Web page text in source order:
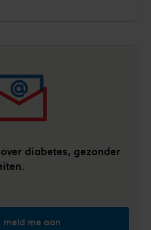
diabetes, gezonder
meld me aan